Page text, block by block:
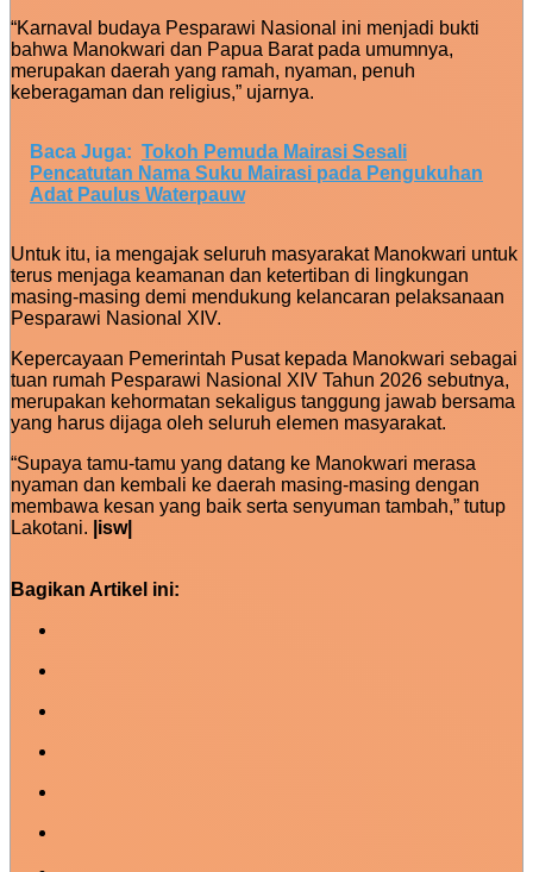
“Karnaval budaya Pesparawi Nasional ini menjadi bukti
bahwa Manokwari dan Papua Barat pada umumnya,
merupakan daerah yang ramah, nyaman, penuh
keberagaman dan religius,” ujarnya.
Baca Juga: Tokoh Pemuda Mairasi Sesali
Pencatutan Nama Suku Mairasi pada Pengukuhan
Adat Paulus Waterpauw
Untuk itu, ia mengajak seluruh masyarakat Manokwari untuk
terus menjaga keamanan dan ketertiban di lingkungan
masing-masing demi mendukung kelancaran pelaksanaan
Pesparawi Nasional XIV.
Kepercayaan Pemerintah Pusat kepada Manokwari sebagai
tuan rumah Pesparawi Nasional XIV Tahun 2026 sebutnya,
merupakan kehormatan sekaligus tanggung jawab bersama
yang harus dijaga oleh seluruh elemen masyarakat.
“Supaya tamu-tamu yang datang ke Manokwari merasa
nyaman dan kembali ke daerah masing-masing dengan
membawa kesan yang baik serta senyuman tambah,” tutup
Lakotani. |isw|
Bagikan Artikel ini: